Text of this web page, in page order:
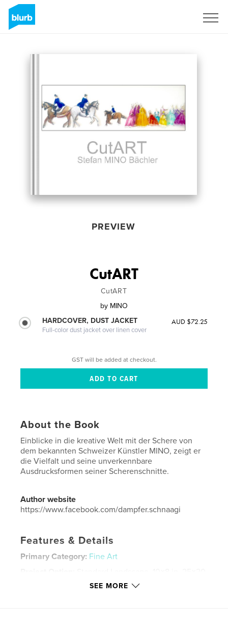
PREVIEW
CutART
CutART
by MINO
HARDCOVER, DUST JACKET
Full-color dust jacket over linen cover
AUD $72.25
GST will be added at checkout.
About the Book
Einblicke in die kreative Welt mit der Schere von
dem bekannten Schweizer Künstler MINO, zeigt er
die Vielfalt und seine unverkennbare
Ausdrucksformen seiner Scherenschnitte.
Author website
https://www.facebook.com/dampfer.schnaagi
Features & Details
Primary Category: Fine Art
SEE MORE